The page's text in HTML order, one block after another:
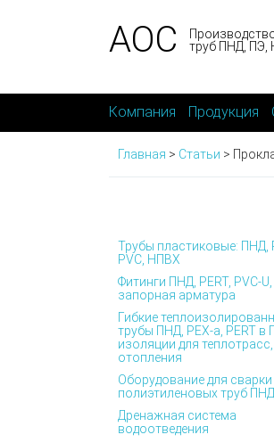
АОС
труб ПНД, ПЭ,
Компания Продукция
Главная > Статьи >
Трубы пластиковые: ПНД,
PVC, НПВХ
Фитинги ПНД, PERT, PVC-
запорная арматура
Гибкие
трубы ПНД, PEX-а, PERT в
изоляции для
отопления
Оборудование для сварки
полиэтиленовых труб
Дренажная система
водоотведения